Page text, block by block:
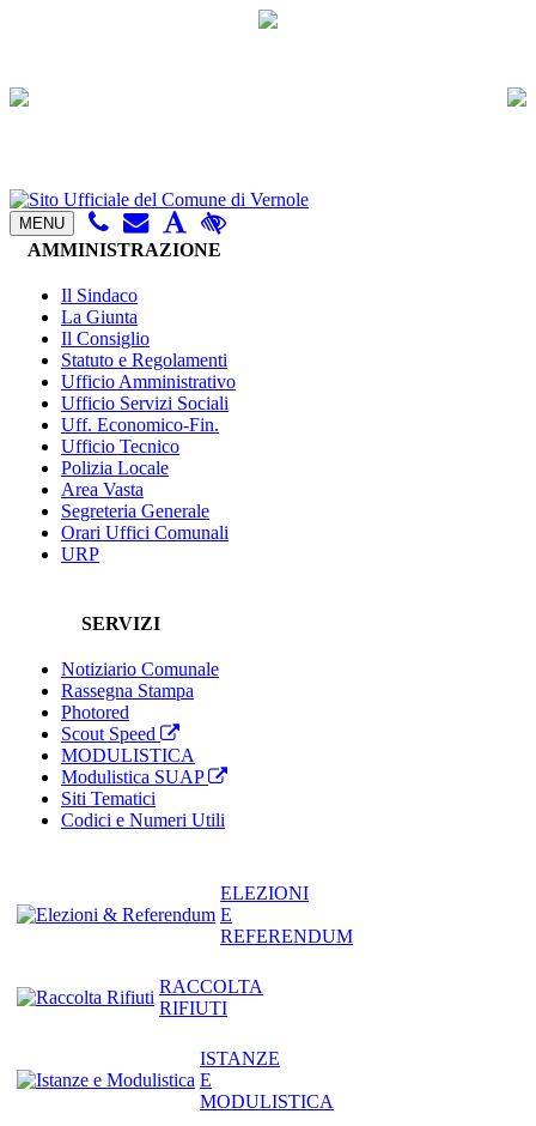
MENU
AMMINISTRAZIONE
Il Sindaco
La Giunta
Il Consiglio
Statuto e Regolamenti
Ufficio Amministrativo
Ufficio Servizi Sociali
Uff. Economico-Fin.
Ufficio Tecnico
Polizia Locale
Area Vasta
Segreteria Generale
Orari Uffici Comunali
URP
SERVIZI
Notiziario Comunale
Rassegna Stampa
Photored
Scout Speed
MODULISTICA
Modulistica SUAP
Siti Tematici
Codici e Numeri Utili
ELEZIONI
E
REFERENDUM
RACCOLTA
RIFIUTI
ISTANZE
E
MODULISTICA